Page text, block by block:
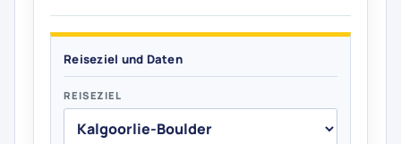
Reiseziel und Daten
REISEZIEL